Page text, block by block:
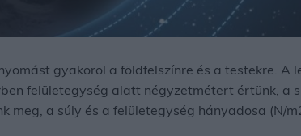
gyakorol a földfelszínre és a testekre. A
felületegység alatt négyzetmétert értünk, a
meg, a súly és a felületegység hányadosa (N/